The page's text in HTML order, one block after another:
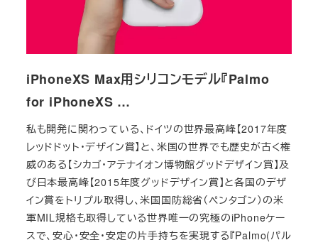
iPhoneXS Max用シリコンモデル『Palmo
for iPhoneXS …
私も開発に関わっている、ドイツの世界最高峰【2017年度
レッドドット・デザイン賞】と、米国の世界でも歴史が古く権
威のある【シカゴ・アテナイオン博物館グッドデザイン賞】及
び日本最高峰【2015年度グッドデザイン賞】と各国のデザ
イン賞をトリプル取得し、米国国防総省（ペンタゴン）の米
軍MIL規格も取得している世界唯一の究極のiPhoneケー
スで、安心・安全・安定の片手持ちを実現する『Palmo(パル